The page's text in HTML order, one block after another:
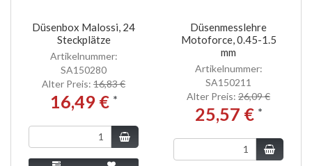
Düsenbox Malossi, 24
Steckplätze
Artikelnummer:
SA150280
Alter Preis: 16,83 €
16,49 € *
Düsenmesslehre
Motoforce, 0.45-1.5
mm
Artikelnummer:
SA150211
Alter Preis: 26,09 €
25,57 € *